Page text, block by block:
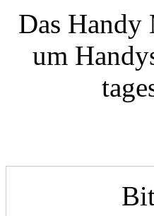
Das Handy
um